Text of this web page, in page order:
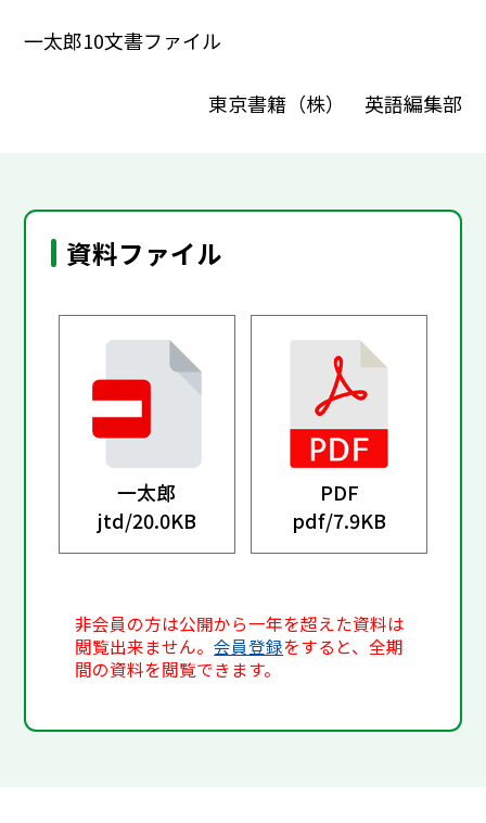
一太郎10文書ファイル
東京書籍（株） 英語編集部
資料ファイル
一太郎
jtd/20.0KB
PDF
pdf/7.9KB
非会員の方は公開から一年を超えた資料は
閲覧出来ません。会員登録をすると、全期
間の資料を閲覧できます。